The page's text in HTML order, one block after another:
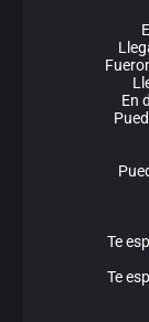
En
Te
Te